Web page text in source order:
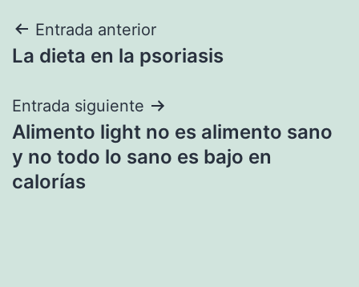
Navegación
de
entradas
Entrada anterior
La dieta en la psoriasis
Entrada siguiente
Alimento light no es alimento sano
y no todo lo sano es bajo en
calorías